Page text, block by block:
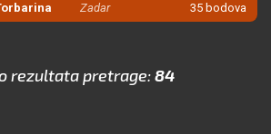
Zadar 35 bodova
rezultata pretrage:84